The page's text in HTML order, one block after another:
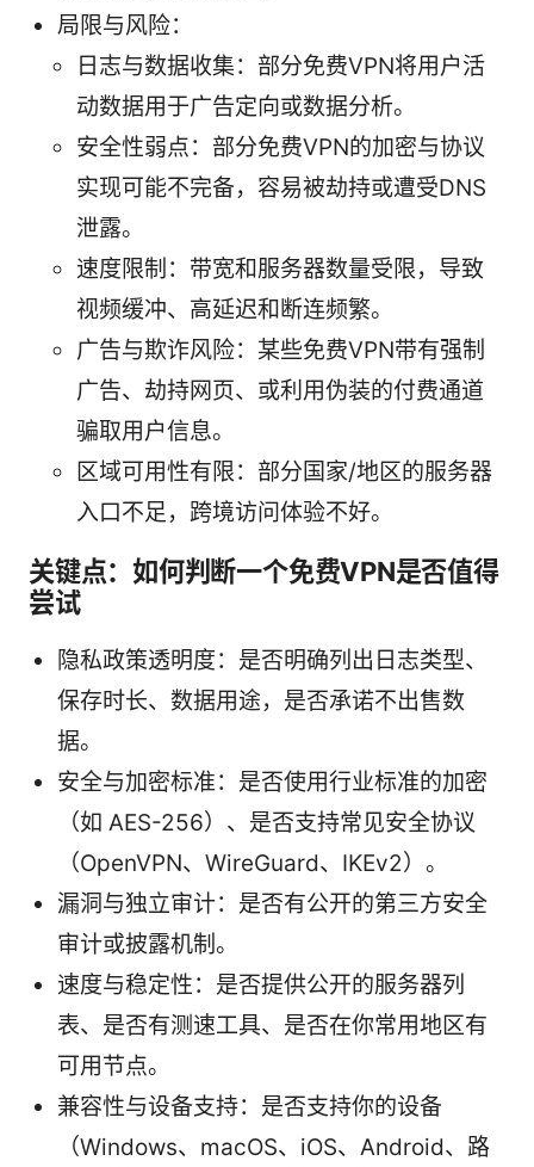
局限与风险：
日志与数据收集：部分免费VPN将用户活
动数据用于广告定向或数据分析。
安全性弱点：部分免费VPN的加密与协议
实现可能不完备，容易被劫持或遭受DNS
泄露。
速度限制：带宽和服务器数量受限，导致
视频缓冲、高延迟和断连频繁。
广告与欺诈风险：某些免费VPN带有强制
广告、劫持网页、或利用伪装的付费通道
骗取用户信息。
区域可用性有限：部分国家/地区的服务器
入口不足，跨境访问体验不好。
关键点：如何判断一个免费VPN是否值得
尝试
隐私政策透明度：是否明确列出日志类型、
保存时长、数据用途，是否承诺不出售数
据。
安全与加密标准：是否使用行业标准的加密
（如 AES-256）、是否支持常见安全协议
（OpenVPN、WireGuard、IKEv2）。
漏洞与独立审计：是否有公开的第三方安全
审计或披露机制。
速度与稳定性：是否提供公开的服务器列
表、是否有测速工具、是否在你常用地区有
可用节点。
兼容性与设备支持：是否支持你的设备
（Windows、macOS、iOS、Android、路